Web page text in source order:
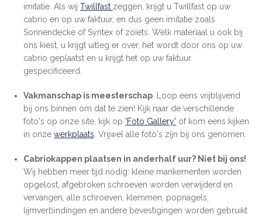
imitatie. Als wij Twillfast zeggen, krijgt u Twillfast op uw
cabrio en op uw faktuur, en dus geen imitatie zoals
Sonnendecke of Syntex of zoiets. Welk materiaal u ook bij
ons kiest, u krijgt uitleg er over, het wordt door ons op uw
cabrio geplaatst en u krijgt het op uw faktuur
gespecificeerd.
Vakmanschap is meesterschap . Loop eens vrijblijvend
bij ons binnen om dat te zien! Kijk naar de verschillende
foto's op onze site, kijk op 'Foto Gallery' of kom eens kijken
in onze werkplaats . Vrijwel alle foto's zijn bij ons genomen.
Cabriokappen plaatsen in anderhalf uur? Niet bij ons!
Wij hebben meer tijd nodig: kleine mankementen worden
opgelost, afgebroken schroeven worden verwijderd en
vervangen, alle schroeven, klemmen, popnagels,
lijmverbindingen en andere bevestigingen worden gebruikt